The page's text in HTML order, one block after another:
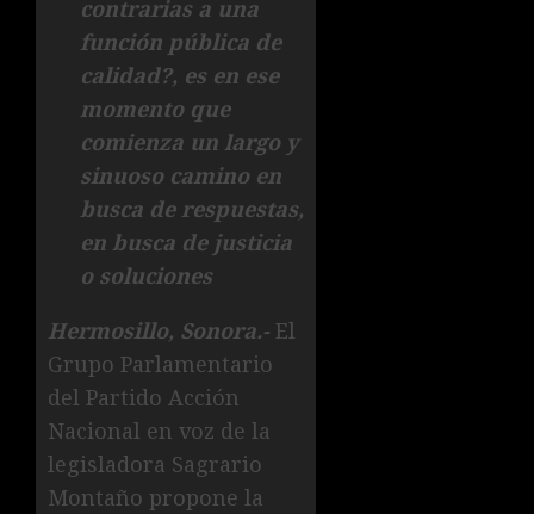
contrarias a una
función pública de
calidad?, es en ese
momento que
comienza un largo y
sinuoso camino en
busca de respuestas,
en busca de justicia
o soluciones
Hermosillo, Sonora.- El
Grupo Parlamentario
del Partido Acción
Nacional en voz de la
legisladora Sagrario
Montaño propone la